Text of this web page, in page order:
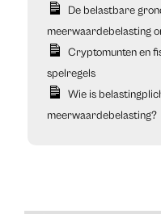
De belastbare
meerwaardebelasting
Cryptomunten en
spelregels
Wie is
meerwaardebelasting?